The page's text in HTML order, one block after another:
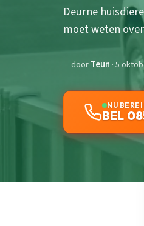
Deurne
moet weten
doorTeun · 5
NU
BEL